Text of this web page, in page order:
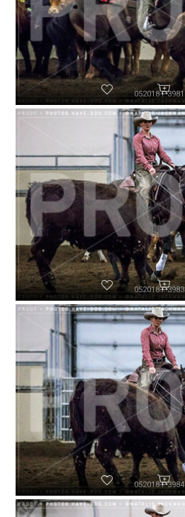
052018-P3981
052018-P3983
052018-P3984